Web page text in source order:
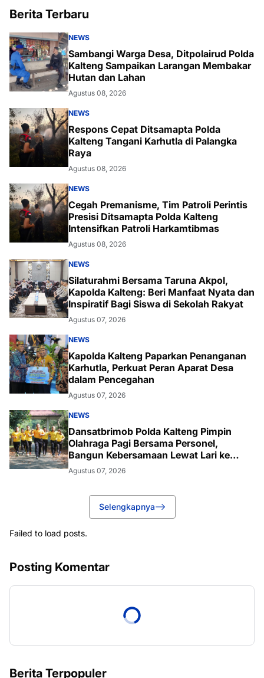
Berita Terbaru
NEWS
Sambangi Warga Desa, Ditpolairud Polda
Kalteng Sampaikan Larangan Membakar
Hutan dan Lahan
Agustus 08, 2026
NEWS
Respons Cepat Ditsamapta Polda
Kalteng Tangani Karhutla di Palangka
Raya
Agustus 08, 2026
NEWS
Cegah Premanisme, Tim Patroli Perintis
Presisi Ditsamapta Polda Kalteng
Intensifkan Patroli Harkamtibmas
Agustus 08, 2026
NEWS
Silaturahmi Bersama Taruna Akpol,
Kapolda Kalteng: Beri Manfaat Nyata dan
Inspiratif Bagi Siswa di Sekolah Rakyat
Agustus 07, 2026
NEWS
Kapolda Kalteng Paparkan Penanganan
Karhutla, Perkuat Peran Aparat Desa
dalam Pencegahan
Agustus 07, 2026
NEWS
Dansatbrimob Polda Kalteng Pimpin
Olahraga Pagi Bersama Personel,
Bangun Kebersamaan Lewat Lari ke
Bukit Baranahu
Agustus 07, 2026
Selengkapnya
Failed to load posts.
Posting Komentar
Berita Terpopuler